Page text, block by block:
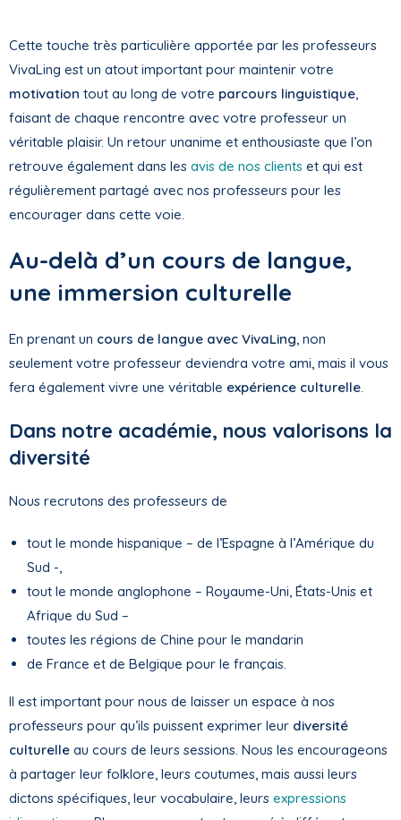
Cette touche très particulière apportée par les professeurs
VivaLing est un atout important pour maintenir votre
motivation tout au long de votre parcours linguistique,
faisant de chaque rencontre avec votre professeur un
véritable plaisir. Un retour unanime et enthousiaste que l’on
retrouve également dans les avis de nos clients et qui est
régulièrement partagé avec nos professeurs pour les
encourager dans cette voie.
Au-delà d’un cours de langue,
une immersion culturelle
En prenant un cours de langue avec VivaLing, non
seulement votre professeur deviendra votre ami, mais il vous
fera également vivre une véritable expérience culturelle.
Dans notre académie, nous valorisons la
diversité
Nous recrutons des professeurs de
tout le monde hispanique – de l’Espagne à l’Amérique du
Sud -,
tout le monde anglophone – Royaume-Uni, États-Unis et
Afrique du Sud –
toutes les régions de Chine pour le mandarin
de France et de Belgique pour le français.
Il est important pour nous de laisser un espace à nos
professeurs pour qu’ils puissent exprimer leur diversité
culturelle au cours de leurs sessions. Nous les encourageons
à partager leur folklore, leurs coutumes, mais aussi leurs
dictons spécifiques, leur vocabulaire, leurs expressions